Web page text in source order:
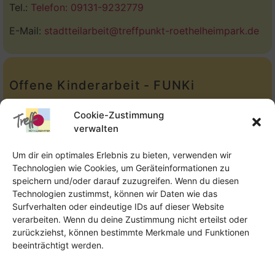
Cookie-Zustimmung
verwalten
Um dir ein optimales Erlebnis zu bieten, verwenden wir
Technologien wie Cookies, um Geräteinformationen zu
speichern und/oder darauf zuzugreifen. Wenn du diesen
Technologien zustimmst, können wir Daten wie das
Surfverhalten oder eindeutige IDs auf dieser Website
verarbeiten. Wenn du deine Zustimmung nicht erteilst oder
zurückziehst, können bestimmte Merkmale und Funktionen
beeinträchtigt werden.
Tel.: Telefon: 09131-9232779
E-Mail: stadtteilarbeit@treffpunkt-roethelheimpark.de
Offene Kinderarbeit - FUNKi
Tel.:Telefon: 09131-610749
E-Mail:oka@treffpunkt-roethelheimpark.de
Offene Jugendarbeit - Easthouse
Tel:
09131–302259
E-Mail:oja@treffpunkt-roethelheimpark.de